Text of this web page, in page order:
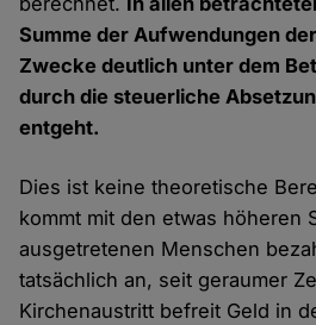
Summe der Aufwendungen
Zwecke deutlich unter dem
durch die steuerliche
entgeht.
Dies ist keine theoretische
kommt mit den etwas höheren
ausgetretenen Menschen
tatsächlich an, seit geraumer
Kirchenaustritt befreit Geld in